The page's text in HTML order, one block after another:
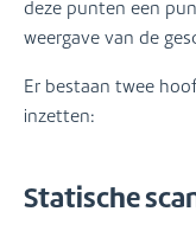
deze punten een
weergave van de
Er bestaan twee
inzetten:
Statische